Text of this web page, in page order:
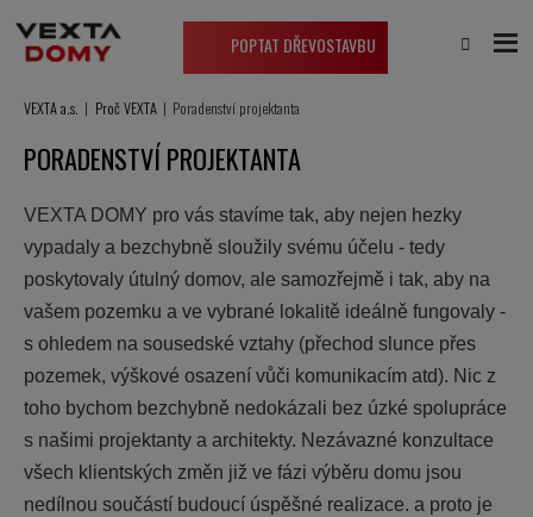
POPTAT DŘEVOSTAVBU
VEXTA a.s. Proč VEXTA Poradenství projektanta
PORADENSTVÍ PROJEKTANTA
VEXTA DOMY pro vás stavíme tak, aby nejen hezky
vypadaly a bezchybně sloužily svému účelu - tedy
poskytovaly útulný domov, ale samozřejmě i tak, aby na
vašem pozemku a ve vybrané lokalitě ideálně fungovaly -
s ohledem na sousedské vztahy (přechod slunce přes
pozemek, výškové osazení vůči komunikacím atd). Nic z
toho bychom bezchybně nedokázali bez úzké spolupráce
s našimi projektanty a architekty. Nezávazné konzultace
všech klientských změn již ve fázi výběru domu jsou
nedílnou součástí budoucí úspěšné realizace. a proto je